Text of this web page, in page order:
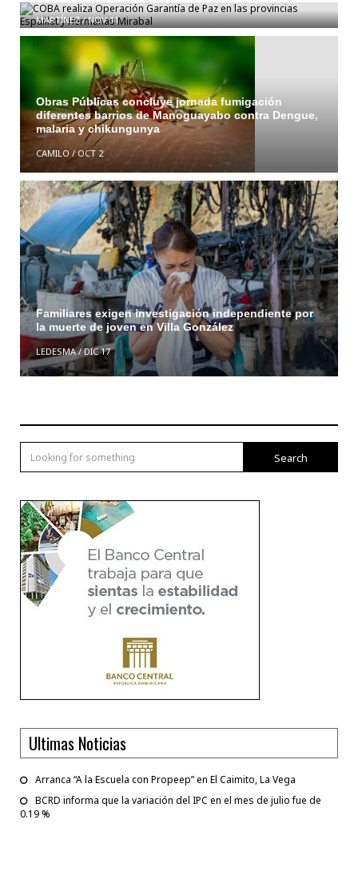
MARTÍNEZ/NOV 11
Obras Públicas concluye jornada fumigación
diferentes barrios de Manoguayabo contra Dengue,
malaria y chikungunya
CAMILO /OCT 2
Familiares exigen investigación independiente por
la muerte de joven en Villa González
LEDESMA/DIC 17
Search
Ultimas Noticias
Arranca “A la Escuela con Propeep” en El Caimito, La Vega
BCRD informa que la variación del IPC en el mes de julio fue de
0.19 %